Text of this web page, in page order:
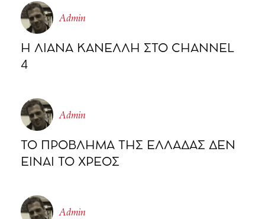
Admin
Η ΛΙΑΝΑ ΚΑΝΕΛΛΗ ΣΤΟ CHΑΝΝΕL
4
Admin
ΤΟ ΠΡΟΒΛΗΜΑ ΤΗΣ ΕΛΛΑΔΑΣ ΔΕΝ
ΕΙΝΑΙ ΤΟ ΧΡΕΟΣ
Admin